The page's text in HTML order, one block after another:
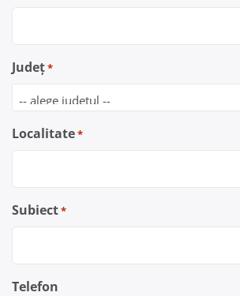
Județ*
Localitate*
Subiect*
Telefon